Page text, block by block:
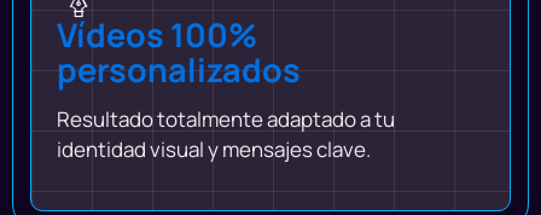
Vídeos 100%
personalizados
Resultado totalmente adaptado a tu
identidad visual y mensajes clave.